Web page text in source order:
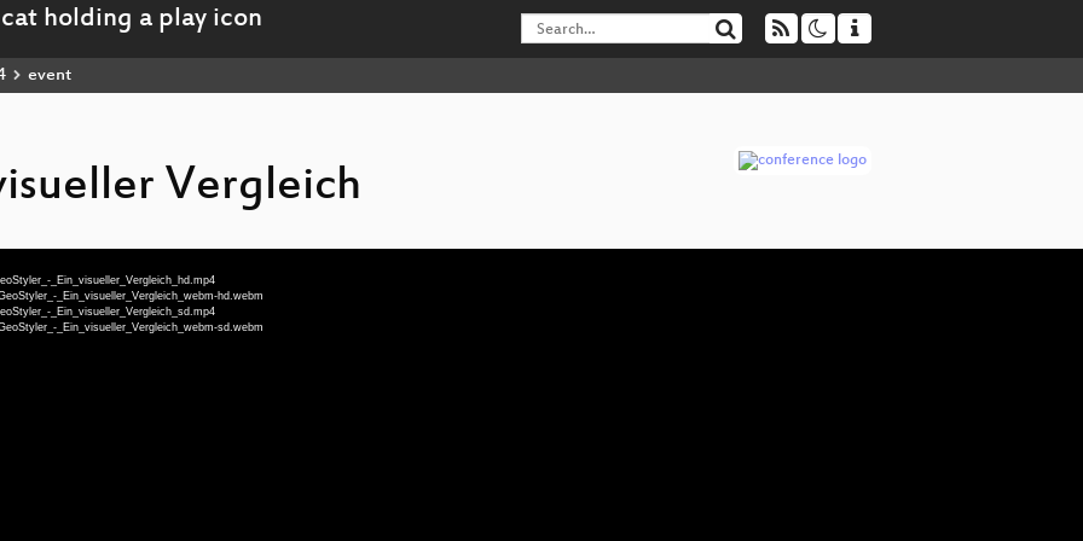
event
Vergleich
_Ein_visueller_Vergleich_hd.mp4
_Ein_visueller_Vergleich_webm-hd.webm
_Ein_visueller_Vergleich_sd.mp4
_Ein_visueller_Vergleich_webm-sd.webm